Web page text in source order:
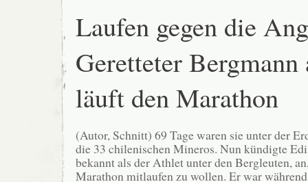
Laufen gegen die
Geretteter
läuft den Marathon
(Autor, Schnitt) 69 Tage waren sie unter der
die 33 chilenischen Mineros. Nun kündigte
bekannt als der Athlet unter den Bergleuten,
Marathon mitlaufen zu wollen. Er war